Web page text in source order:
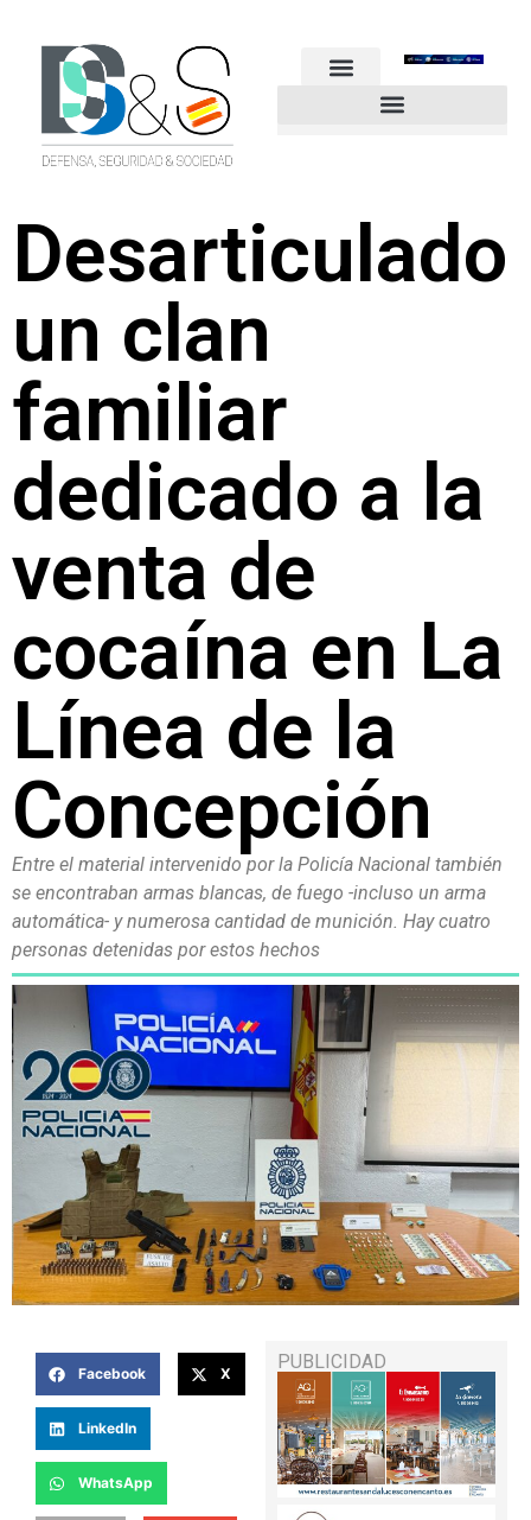
Desarticulado
un clan
familiar
dedicado a la
venta de
cocaína en La
Línea de la
Concepción
Entre el material intervenido por la Policía Nacional también
se encontraban armas blancas, de fuego -incluso un arma
automática- y numerosa cantidad de munición. Hay cuatro
personas detenidas por estos hechos
Facebook X
LinkedIn
WhatsApp
PUBLICIDAD